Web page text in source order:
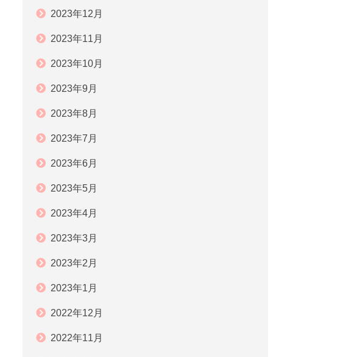
2023年12月
2023年11月
2023年10月
2023年9月
2023年8月
2023年7月
2023年6月
2023年5月
2023年4月
2023年3月
2023年2月
2023年1月
2022年12月
2022年11月